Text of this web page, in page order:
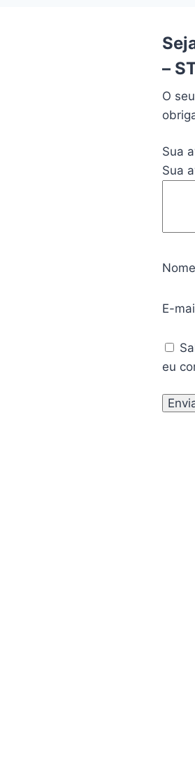
–
O
Sua
Sua
Nome
E-
eu